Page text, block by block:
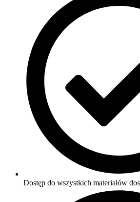
Dostęp do wszystkich materiałów